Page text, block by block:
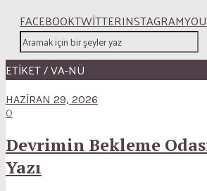
FACEBOOKTWITTERINSTAGRAM
ETİKET / VA-NÜ
HAZIRAN 29, 2026
0
Devrimin Bekleme
Yazı